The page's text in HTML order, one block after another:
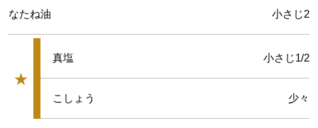
なたね油 小さじ2
★
グループ
★
真塩 小さじ1/2
★
こしょう 少々